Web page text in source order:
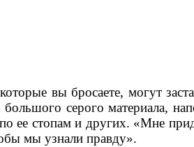
вы бросаете, могут
серого материала,
ее стопам и других. «Мне
мы узнали правду».